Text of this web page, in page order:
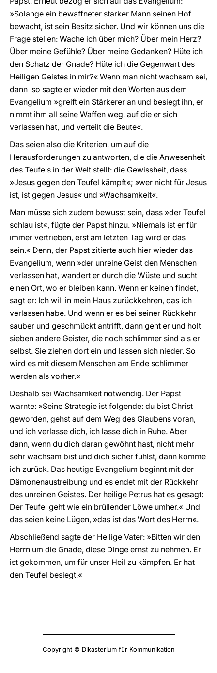
»Solange ein bewaffneter starker Mann seinen Hof
bewacht, ist sein Besitz sicher. Und wir können uns die
Frage stellen: Wache ich über mich? Über mein Herz?
Über meine Gefühle? Über meine Gedanken? Hüte ich
den Schatz der Gnade? Hüte ich die Gegenwart des
Heiligen Geistes in mir?« Wenn man nicht wachsam sei,
dann  so sagte er wieder mit den Worten aus dem
Evangelium »greift ein Stärkerer an und besiegt ihn, er
nimmt ihm all seine Waffen weg, auf die er sich
verlassen hat, und verteilt die Beute«.
Das seien also die Kriterien, um auf die
Herausforderungen zu antworten, die die Anwesenheit
des Teufels in der Welt stellt: die Gewissheit, dass
»Jesus gegen den Teufel kämpft«; »wer nicht für Jesus
ist, ist gegen Jesus« und »Wachsamkeit«.
Man müsse sich zudem bewusst sein, dass »der Teufel
schlau ist«, fügte der Papst hinzu. »Niemals ist er für
immer vertrieben, erst am letzten Tag wird er das
sein.« Denn, der Papst zitierte auch hier wieder das
Evangelium, wenn »der unreine Geist den Menschen
verlassen hat, wandert er durch die Wüste und sucht
einen Ort, wo er bleiben kann. Wenn er keinen findet,
sagt er: Ich will in mein Haus zurückkehren, das ich
verlassen habe. Und wenn er es bei seiner Rückkehr
sauber und geschmückt antrifft, dann geht er und holt
sieben andere Geister, die noch schlimmer sind als er
selbst. Sie ziehen dort ein und lassen sich nieder. So
wird es mit diesem Menschen am Ende schlimmer
werden als vorher.«
Deshalb sei Wachsamkeit notwendig. Der Papst
warnte: »Seine Strategie ist folgende: du bist Christ
geworden, gehst auf dem Weg des Glaubens voran,
und ich verlasse dich, ich lasse dich in Ruhe. Aber
dann, wenn du dich daran gewöhnt hast, nicht mehr
sehr wachsam bist und dich sicher fühlst, dann komme
ich zurück. Das heutige Evangelium beginnt mit der
Dämonenaustreibung und es endet mit der Rückkehr
des unreinen Geistes. Der heilige Petrus hat es gesagt:
Der Teufel geht wie ein brüllender Löwe umher.« Und
das seien keine Lügen, »das ist das Wort des Herrn«.
Abschließend sagte der Heilige Vater: »Bitten wir den
Herrn um die Gnade, diese Dinge ernst zu nehmen. Er
ist gekommen, um für unser Heil zu kämpfen. Er hat
den Teufel besiegt.«
Copyright © Dikasterium für Kommunikation